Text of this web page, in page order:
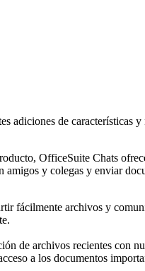
adiciones de características
OfficeSuite Chats
y colegas y enviar
fácilmente archivos y
de archivos recientes con
a los documentos